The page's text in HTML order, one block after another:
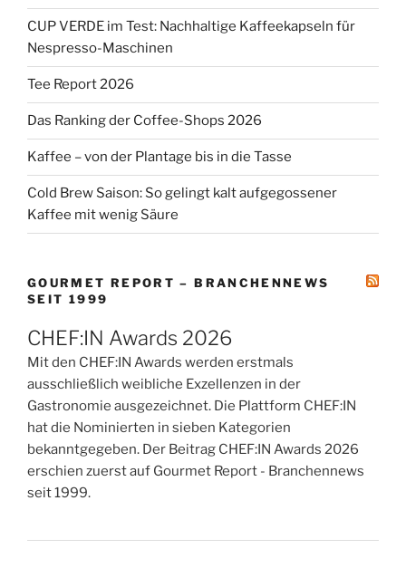
CUP VERDE im Test: Nachhaltige Kaffeekapseln für
Nespresso-Maschinen
Tee Report 2026
Das Ranking der Coffee-Shops 2026
Kaffee – von der Plantage bis in die Tasse
Cold Brew Saison: So gelingt kalt aufgegossener
Kaffee mit wenig Säure
GOURMET REPORT – BRANCHENNEWS
SEIT 1999
CHEF:IN Awards 2026
Mit den CHEF:IN Awards werden erstmals
ausschließlich weibliche Exzellenzen in der
Gastronomie ausgezeichnet. Die Plattform CHEF:IN
hat die Nominierten in sieben Kategorien
bekanntgegeben. Der Beitrag CHEF:IN Awards 2026
erschien zuerst auf Gourmet Report - Branchennews
seit 1999.